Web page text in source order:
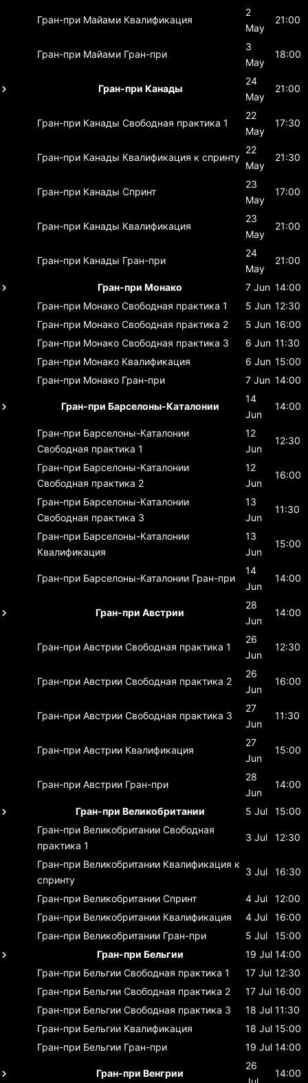
Гран-при Майами Квалификация
2
May
21:00
Гран-при Майами Гран-при
3
May
18:00
Гран-при Канады
24
May
21:00
Гран-при Канады Свободная практика 1
22
May
17:30
Гран-при Канады Квалификация к спринту
22
May
21:30
Гран-при Канады Спринт
23
May
17:00
Гран-при Канады Квалификация
23
May
21:00
Гран-при Канады Гран-при
24
May
21:00
Гран-при Монако 7 Jun 14:00
Гран-при Монако Свободная практика 1 5 Jun 12:30
Гран-при Монако Свободная практика 2 5 Jun 16:00
Гран-при Монако Свободная практика 3 6 Jun 11:30
Гран-при Монако Квалификация 6 Jun 15:00
Гран-при Монако Гран-при 7 Jun 14:00
Гран-при Барселоны-Каталонии
14
Jun
14:00
Гран-при Барселоны-Каталонии
Свободная практика 1
12
Jun
12:30
Гран-при Барселоны-Каталонии
Свободная практика 2
12
Jun
16:00
Гран-при Барселоны-Каталонии
Свободная практика 3
13
Jun
11:30
Гран-при Барселоны-Каталонии
Квалификация
13
Jun
15:00
Гран-при Барселоны-Каталонии Гран-при
14
Jun
14:00
Гран-при Австрии
28
Jun
14:00
Гран-при Австрии Свободная практика 1
26
Jun
12:30
Гран-при Австрии Свободная практика 2
26
Jun
16:00
Гран-при Австрии Свободная практика 3
27
Jun
11:30
Гран-при Австрии Квалификация
27
Jun
15:00
Гран-при Австрии Гран-при
28
Jun
14:00
Гран-при Великобритании 5 Jul
15:00
Гран-при Великобритании Свободная
практика 1
3 Jul 12:30
Гран-при Великобритании Квалификация к
спринту
3 Jul 16:30
Гран-при Великобритании Спринт 4 Jul
12:00
Гран-при Великобритании Квалификация 4 Jul
16:00
Гран-при Великобритании Гран-при 5 Jul
15:00
Гран-при Бельгии
19 Jul 14:00
Гран-при Бельгии Свободная практика 1 17 Jul 12:30
Гран-при Бельгии Свободная практика 2 17 Jul 16:00
Гран-при Бельгии Свободная практика 3 18 Jul 11:30
Гран-при Бельгии Квалификация 18 Jul 15:00
Гран-при Бельгии Гран-при 19 Jul 14:00
Гран-при Венгрии
26
14:00